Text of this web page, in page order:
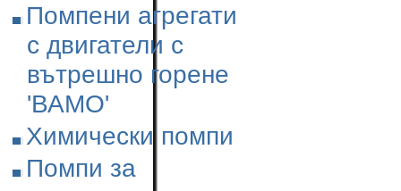
Помпени агрегати
с двигатели с
вътрешно горене
'ВАМО'
Химически помпи
Помпи за